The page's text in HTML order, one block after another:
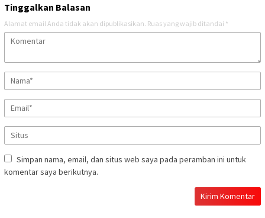
Tinggalkan Balasan
Alamat email Anda tidak akan dipublikasikan. Ruas yang wajib ditandai *
Simpan nama, email, dan situs web saya pada peramban ini untuk
komentar saya berikutnya.